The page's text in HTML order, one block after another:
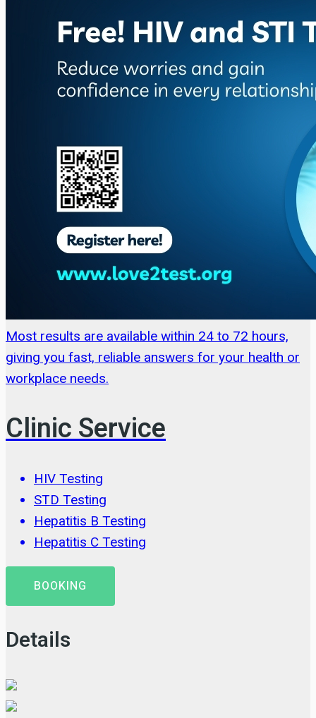
Most results are available within 24 to 72 hours,
giving you fast, reliable answers for your health or
workplace needs.
Clinic Service
HIV Testing
STD Testing
Hepatitis B Testing
Hepatitis C Testing
BOOKING
Details